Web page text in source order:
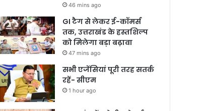
46 mins ago
GI टैग से लेकर ई-कॉमर्स
तक, उत्तराखंड के हस्तशिल्प
को मिलेगा बड़ा बढ़ावा
47 mins ago
सभी एजेंसियां पूरी तरह सतर्क
रहें- सीएम
1 hour ago